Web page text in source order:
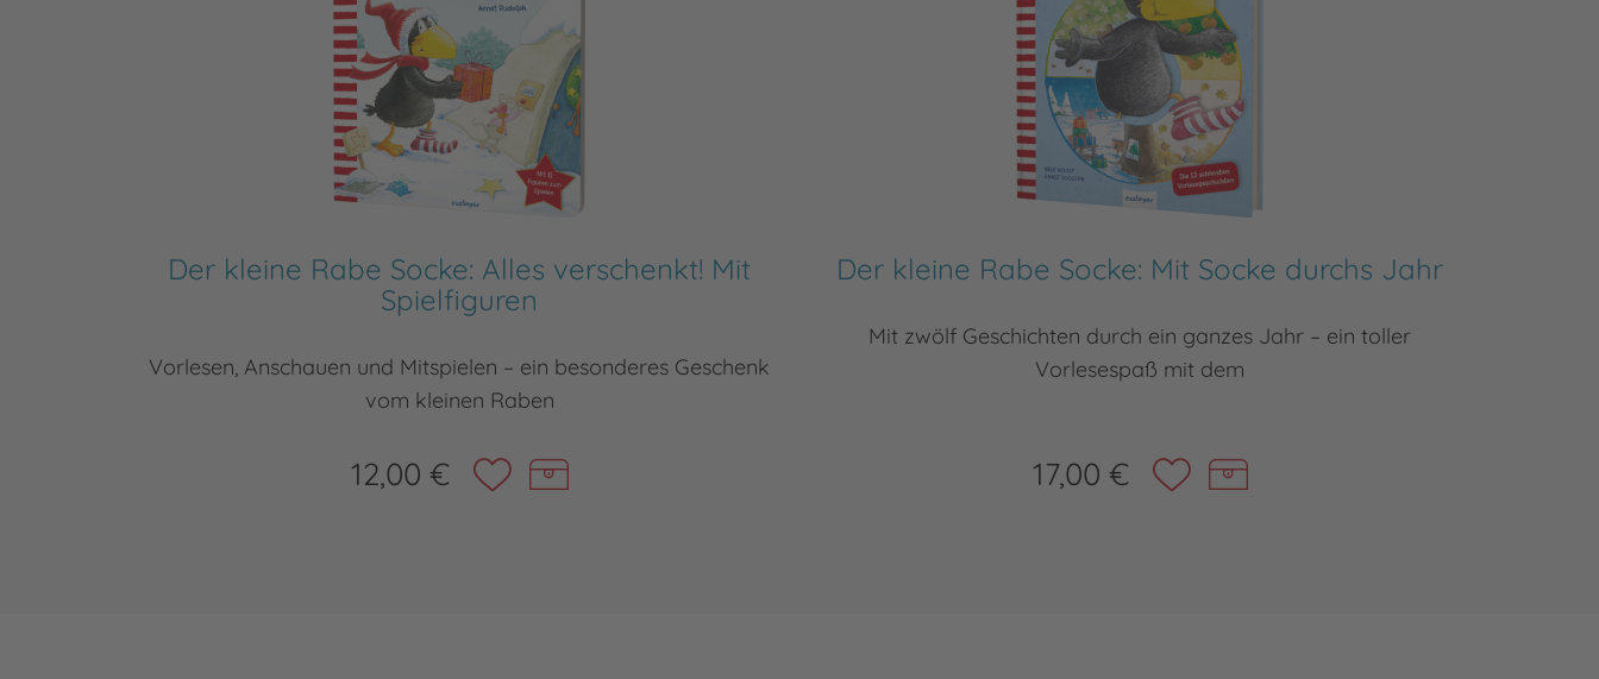
Der kleine Rabe Socke: Alles verschenkt! Mit
Spielfiguren
Vorlesen, Anschauen und Mitspielen – ein besonderes Geschenk
vom kleinen Raben
12,00 €
Der kleine Rabe Socke: Mit Socke durchs Jahr
Mit zwölf Geschichten durch ein ganzes Jahr – ein toller
Vorlesespaß mit dem
17,00 €